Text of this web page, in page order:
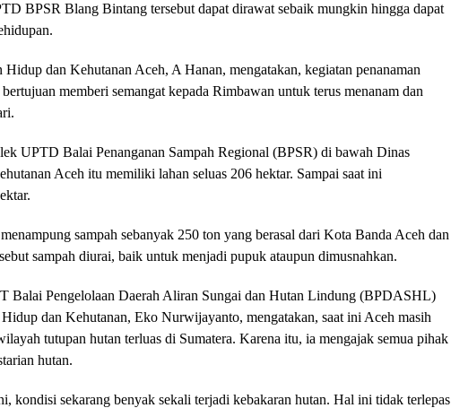
BPSR Blang Bintang tersebut dapat dirawat sebaik mungkin hingga dapat
dan Kehutanan Aceh, A Hanan, mengatakan, kegiatan penanaman
memberi semangat kepada Rimbawan untuk terus menanam dan
UPTD Balai Penanganan Sampah Regional (BPSR) di bawah Dinas
Aceh itu memiliki lahan seluas 206 hektar. Sampai saat ini
sampah sebanyak 250 ton yang berasal dari Kota Banda Aceh dan
sampah diurai, baik untuk menjadi pupuk ataupun dimusnahkan.
Balai Pengelolaan Daerah Aliran Sungai dan Hutan Lindung (BPDASHL)
dan Kehutanan, Eko Nurwijayanto, mengatakan, saat ini Aceh masih
tutupan hutan terluas di Sumatera. Karena itu, ia mengajak semua pihak
hutan.
kondisi sekarang benyak sekali terjadi kebakaran hutan. Hal ini tidak terlepas